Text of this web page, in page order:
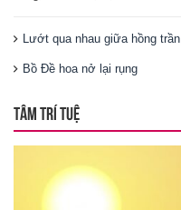
Lướt qua nhau giữa hồng trần
Bồ Đề hoa nở lại rụng
TÂM TRÍ TUỆ